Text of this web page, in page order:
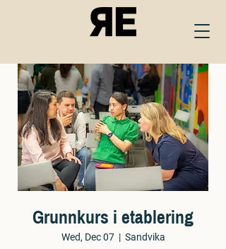
Grunnkurs i etablering
Wed, Dec 07
  |
Sandvika